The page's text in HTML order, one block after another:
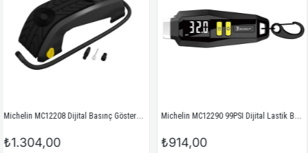
Michelin MC12208 Dijital Basınç Göstergeli Ayak Pompası Michelin MC12290 99PSI Dijital Lastik Basınç Ölçer